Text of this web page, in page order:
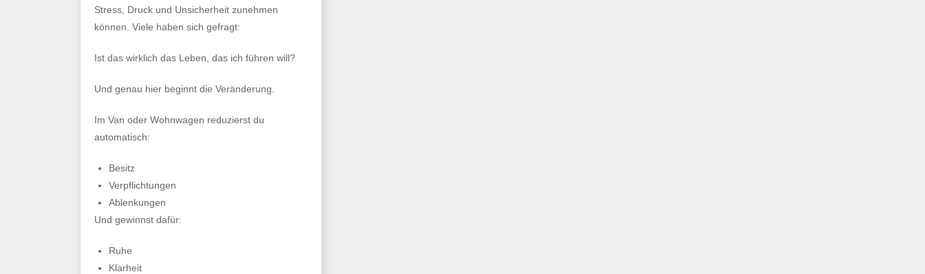
Stress, Druck und Unsicherheit zunehmen
können. Viele haben sich gefragt:
Ist das wirklich das Leben, das ich führen will?
Und genau hier beginnt die Veränderung.
Im Van oder Wohnwagen reduzierst du
automatisch:
Besitz
Verpflichtungen
Ablenkungen
Und gewinnst dafür:
Ruhe
Klarheit